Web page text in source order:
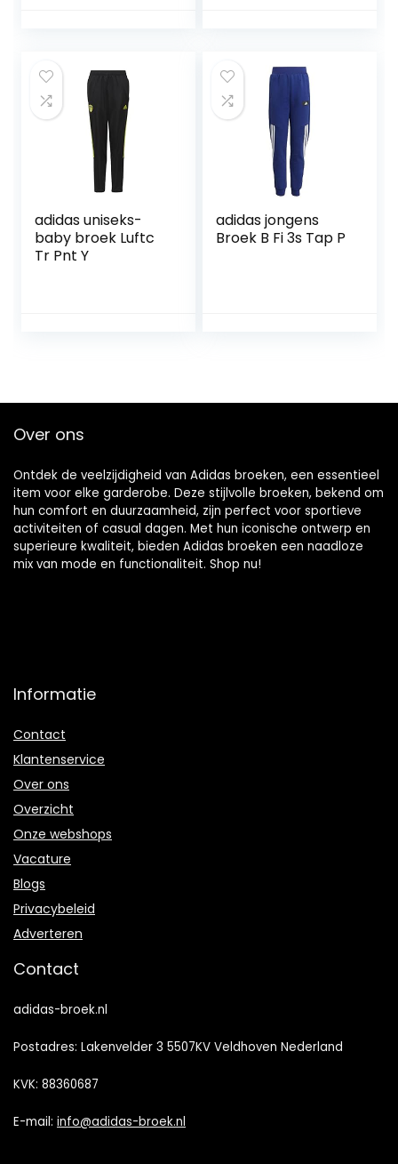
adidas uniseks-
baby broek Luftc
Tr Pnt Y
adidas jongens
Broek B Fi 3s Tap P
Over ons
Ontdek de veelzijdigheid van Adidas broeken, een essentieel
item voor elke garderobe. Deze stijlvolle broeken, bekend om
hun comfort en duurzaamheid, zijn perfect voor sportieve
activiteiten of casual dagen. Met hun iconische ontwerp en
superieure kwaliteit, bieden Adidas broeken een naadloze
mix van mode en functionaliteit. Shop nu!
Informatie
Contact
Klantenservice
Over ons
Overzicht
Onze webshops
Vacature
Blogs
Privacybeleid
Adverteren
Contact
adidas-broek.nl
Postadres: Lakenvelder 3 5507KV Veldhoven Nederland
KVK: 88360687
E-mail: info@adidas-broek.nl